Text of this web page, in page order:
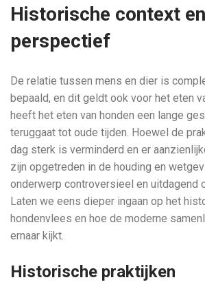
Historische context
perspectief
De relatie tussen mens en dier is
bepaald, en dit geldt ook voor het eten
heeft het eten van honden een lange
teruggaat tot oude tijden. Hoewel de
dag sterk is verminderd en er
zijn opgetreden in de houding en
onderwerp controversieel en uitdagend
Laten we eens dieper ingaan op het
hondenvlees en hoe de moderne
ernaar kijkt.
Historische praktijken